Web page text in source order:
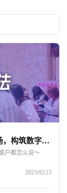
炼丹炉X刀法｜电商企业如何重塑人货场，构筑数字化护城河？-杭州知衣科技
户都怎么说～
2023/02/23